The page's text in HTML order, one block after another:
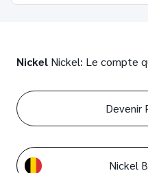
Nickel Nickel: Le compte
Devenir
Nickel